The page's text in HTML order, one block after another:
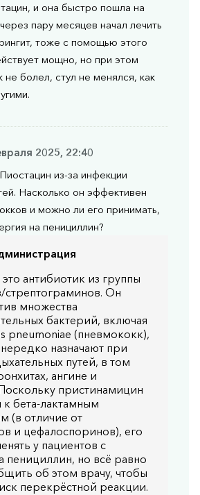
и она быстро пошла на
пару месяцев начал лечить
тоже с помощью этого
мощно, но при этом
не болел, стул не менялся, как
2025, 22:40
из-за инфекции
Насколько он эффективен
и можно ли его принимать,
на пенициллин?
антибиотик из группы
Он
множества
бактерий, включая
pneumoniae (пневмококк),
назначают при
путей, в том
ангине и
пристинамицин
к бета-лактамным
(в отличие от
и цефалоспоринов), его
у пациентов с
пенициллин, но всё равно
об этом врачу, чтобы
перекрёстной реакции.